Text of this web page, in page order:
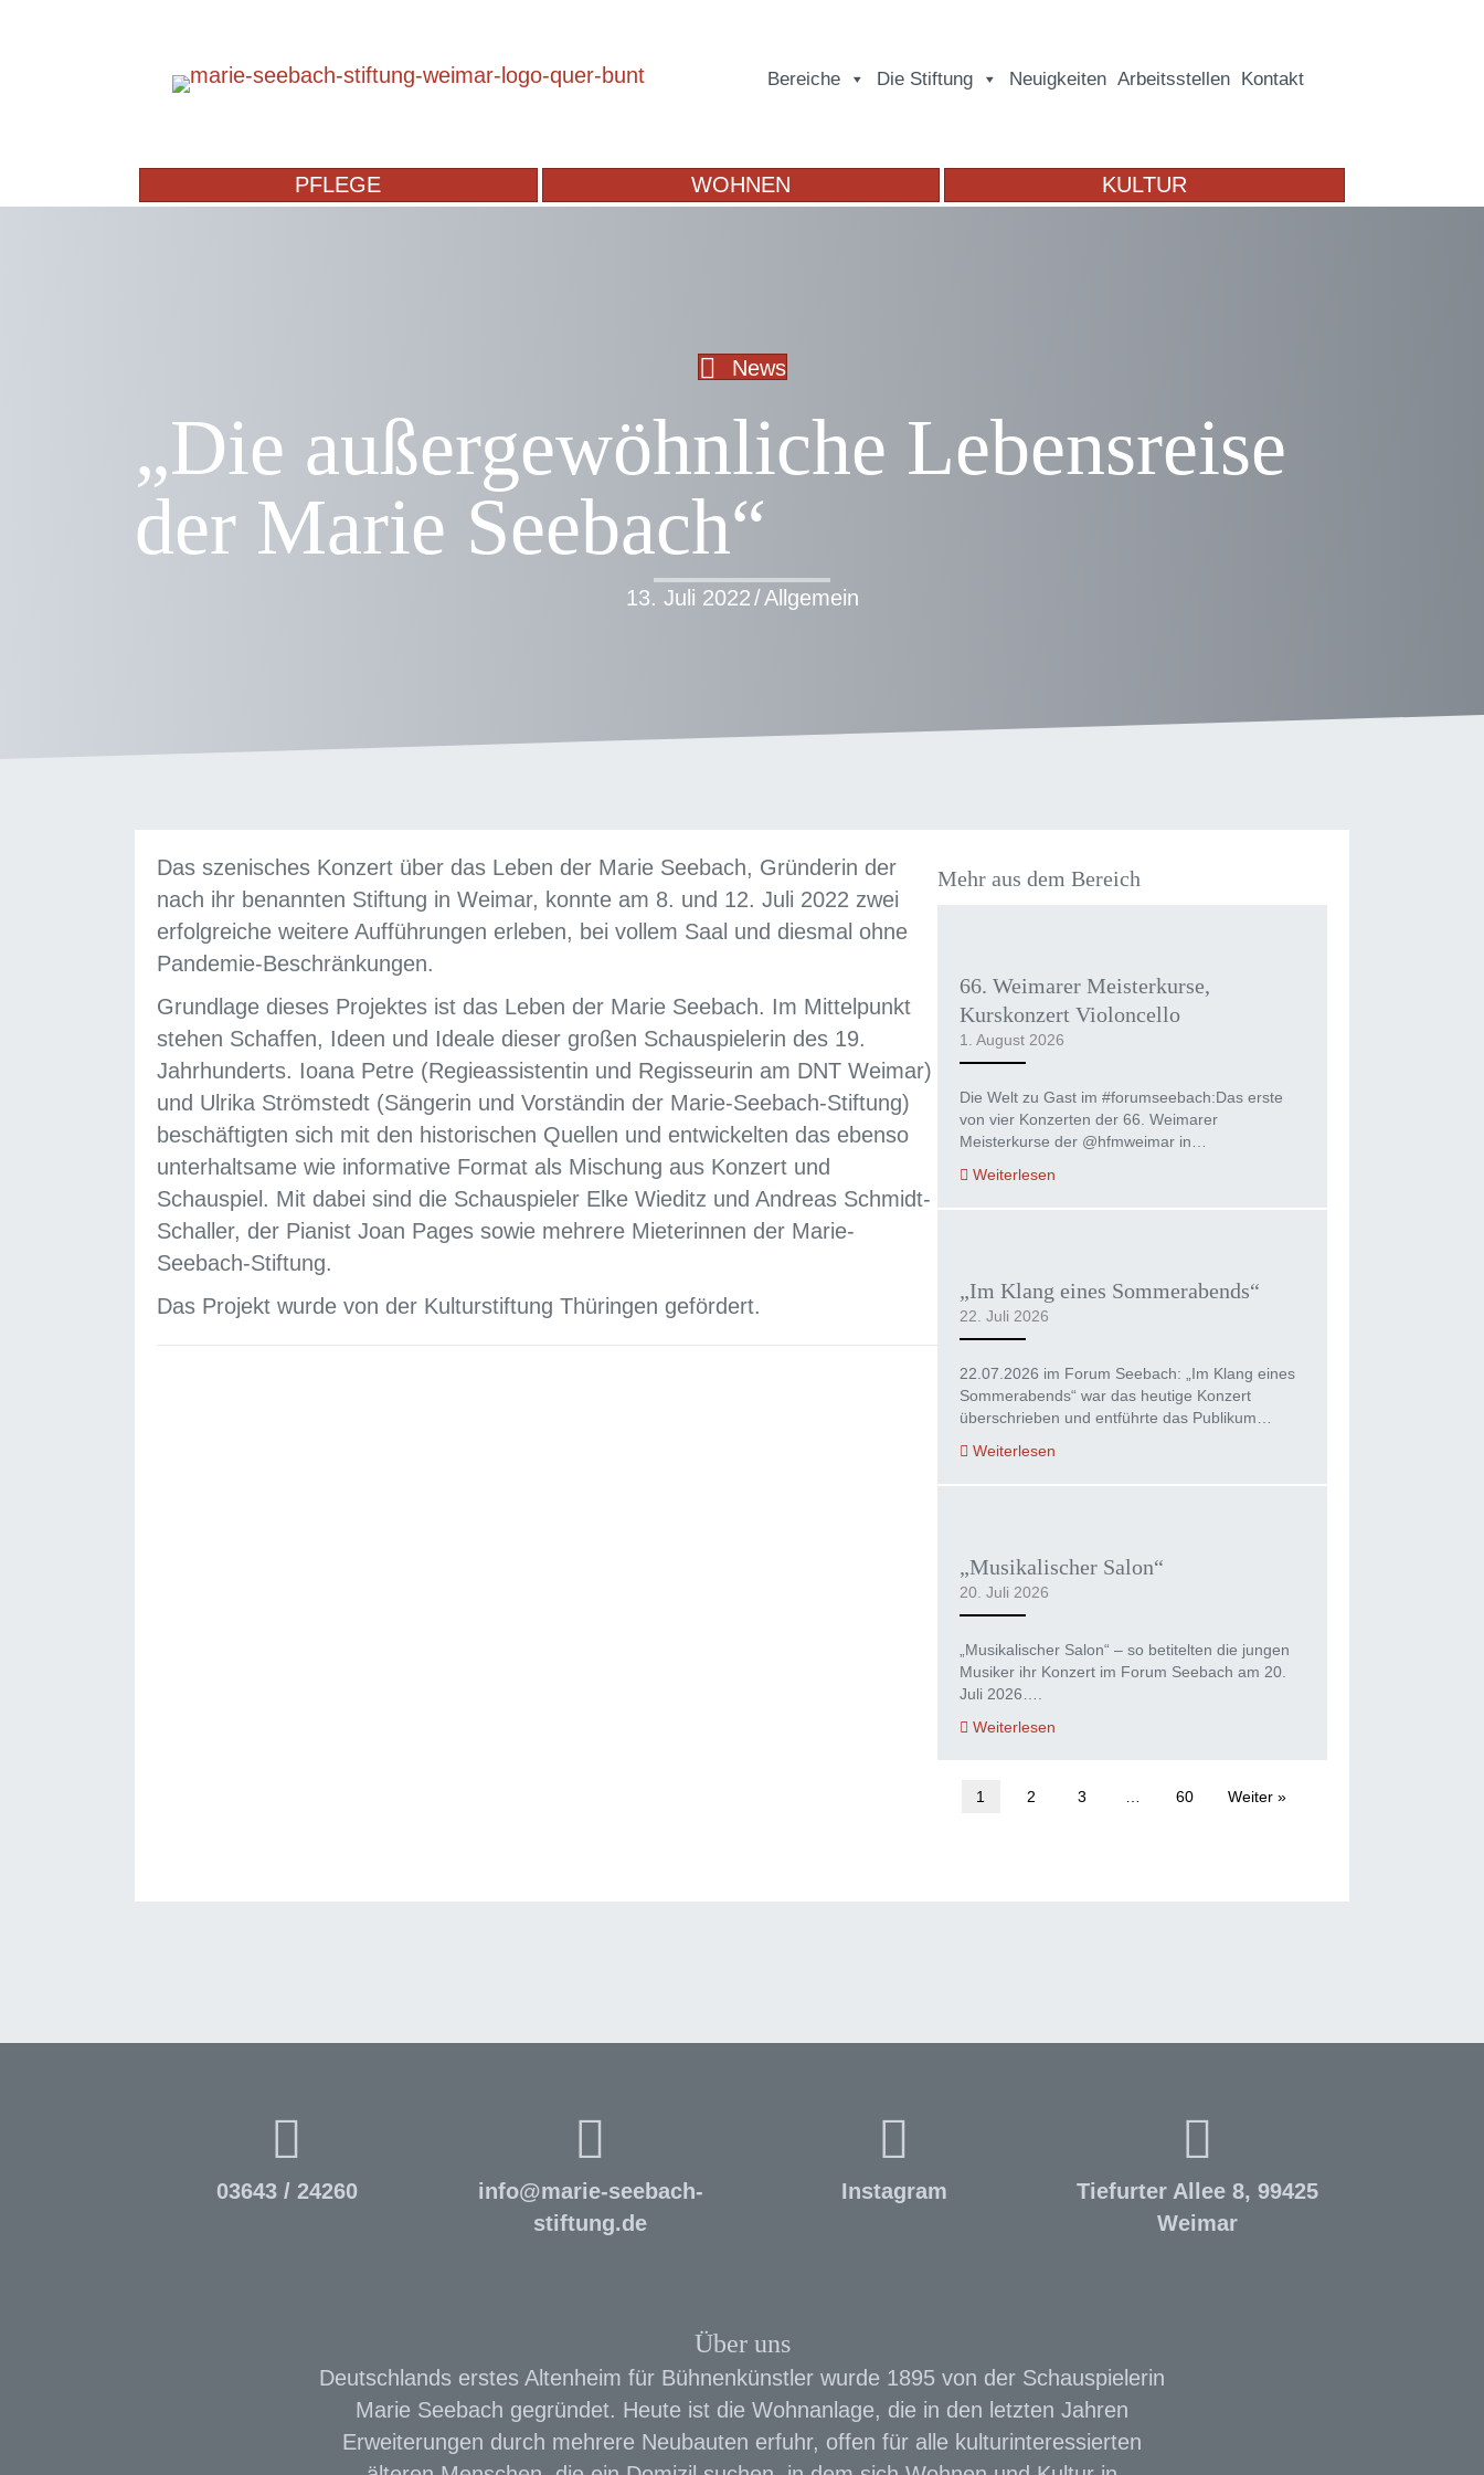
Bereiche Die Stiftung Neuigkeiten Arbeitsstellen Kontakt
PFLEGE WOHNEN KULTUR
News
„Die außergewöhnliche Lebensreise
der Marie Seebach“
13. Juli 2022/Allgemein
Das szenisches Konzert über das Leben der Marie Seebach, Gründerin der
nach ihr benannten Stiftung in Weimar, konnte am 8. und 12. Juli 2022 zwei
erfolgreiche weitere Aufführungen erleben, bei vollem Saal und diesmal ohne
Pandemie-Beschränkungen.
Grundlage dieses Projektes ist das Leben der Marie Seebach. Im Mittelpunkt
stehen Schaffen, Ideen und Ideale dieser großen Schauspielerin des 19.
Jahrhunderts. Ioana Petre (Regieassistentin und Regisseurin am DNT Weimar)
und Ulrika Strömstedt (Sängerin und Vorständin der Marie-Seebach-Stiftung)
beschäftigten sich mit den historischen Quellen und entwickelten das ebenso
unterhaltsame wie informative Format als Mischung aus Konzert und
Schauspiel. Mit dabei sind die Schauspieler Elke Wieditz und Andreas Schmidt-
Schaller, der Pianist Joan Pages sowie mehrere Mieterinnen der Marie-
Seebach-Stiftung.
Das Projekt wurde von der Kulturstiftung Thüringen gefördert.
Mehr aus dem Bereich
66. Weimarer Meisterkurse,
Kurskonzert Violoncello
1. August 2026
Die Welt zu Gast im #forumseebach:Das erste
von vier Konzerten der 66. Weimarer
Meisterkurse der @hfmweimar in…
Weiterlesen
„Im Klang eines Sommerabends“
22. Juli 2026
22.07.2026 im Forum Seebach: „Im Klang eines
Sommerabends“ war das heutige Konzert
überschrieben und entführte das Publikum…
Weiterlesen
„Musikalischer Salon“
20. Juli 2026
„Musikalischer Salon“ – so betitelten die jungen
Musiker ihr Konzert im Forum Seebach am 20.
Juli 2026….
Weiterlesen
1 2 3 60 Weiter »
03643 / 24260 info@marie-seebach-
stiftung.de
Instagram
Tiefurter Allee 8, 99425
Weimar
Über uns
Deutschlands erstes Altenheim für Bühnenkünstler wurde 1895 von der Schauspielerin
Marie Seebach gegründet. Heute ist die Wohnanlage, die in den letzten Jahren
Erweiterungen durch mehrere Neubauten erfuhr, offen für alle kulturinteressierten